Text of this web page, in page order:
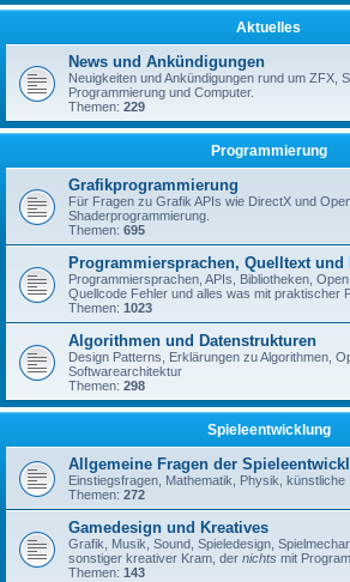
Aktuelles
News und Ankündigungen
Neuigkeiten und Ankündigungen rund um ZFX,
Programmierung und Computer.
Themen: 229
Programmierung
Grafikprogrammierung
Für Fragen zu Grafik APIs wie DirectX und
Shaderprogrammierung.
Themen: 695
Programmiersprachen, Quelltext
Programmiersprachen, APIs, Bibliotheken,
Quellcode Fehler und alles was mit praktischer
Themen: 1023
Algorithmen und Datenstrukturen
Design Patterns, Erklärungen zu Algorithmen,
Softwarearchitektur
Themen: 298
Spieleentwicklung
Allgemeine Fragen der
Einstiegsfragen, Mathematik, Physik, künstliche
Themen: 272
Gamedesign und Kreatives
Grafik, Musik, Sound, Spieledesign,
sonstiger kreativer Kram, der nichts mit
Themen: 143